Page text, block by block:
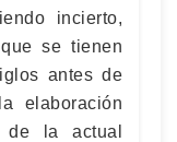
incierto,
se tienen
antes de
elaboración
de la actual